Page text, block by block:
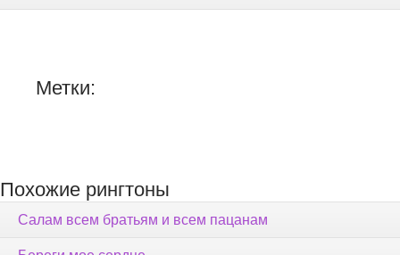
Метки:
Похожие рингтоны
Салам всем братьям и всем пацанам